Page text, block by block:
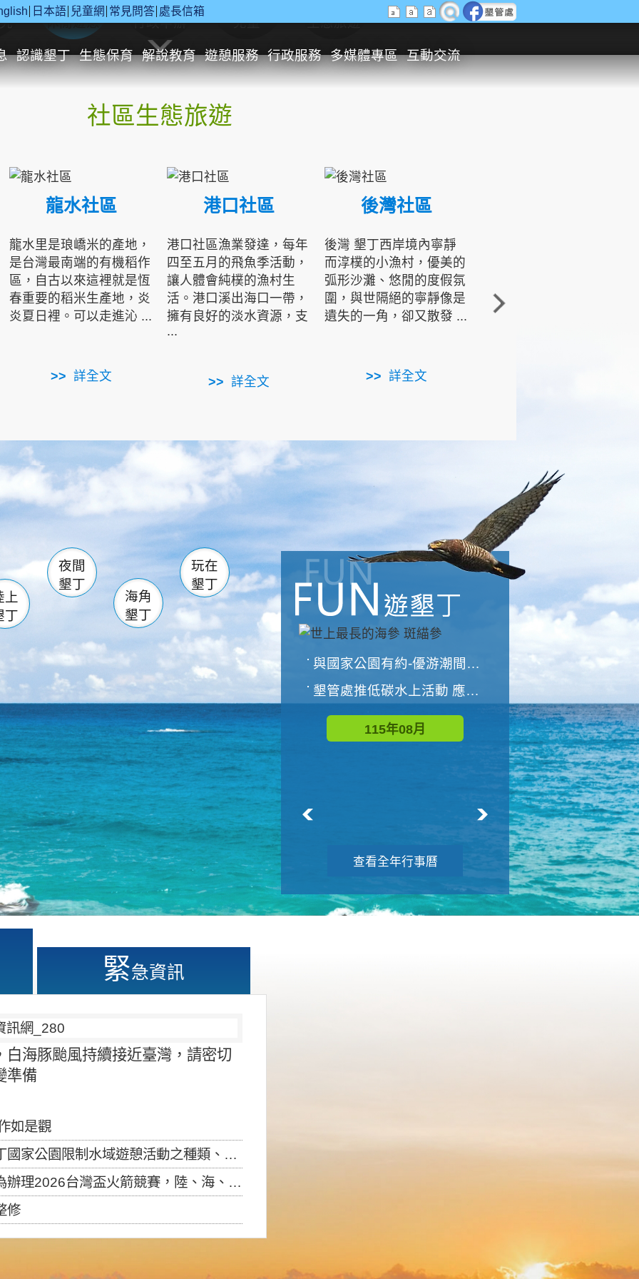
日本語 兒童網 常見問答 處長信箱
認識墾丁 生態保育 解說教育 遊憩服務 行政服務 多媒體專區 互動交流
休閒遊憩 行政申辦 兒童 生態旅遊
社區生態旅遊
龍水社區
龍水里是琅嶠米的產地，
是台灣最南端的有機稻作
區，自古以來這裡就是恆
春重要的稻米生產地，炎
炎夏日裡。可以走進沁 ...
詳全文
港口社區
港口社區漁業發達，每年
四至五月的飛魚季活動，
讓人體會純樸的漁村生
活。港口溪出海口一帶，
擁有良好的淡水資源，支
...
詳全文
後灣社區
後灣 墾丁西岸境內寧靜
而淳樸的小漁村，優美的
弧形沙灘、悠閒的度假氛
圍，與世隔絕的寧靜像是
遺失的一角，卻又散發 ...
詳全文
角的端點，冬季海浪拍打
著礁岸，旺盛的侵蝕作
南仁湖
滿州 佳樂水
森林遊樂區
墾管處遊客中心
社頂公園 風吹沙
船帆石 龍磐公園
香蕉灣 龍坑
鵝鑾鼻
上
丁
夜間
墾丁
海角
墾丁
玩在
墾丁
與國家公園有約-優游潮間探險者
墾管處推低碳水上活動 應屆畢業生限額免費參加
115年08月
世界地球清潔日 墾管處辦理「2026年墾丁國家公園沙灘淨灘活動
115年09月
查看全年行事曆
緊急資訊
海豚颱風持續接近臺灣，請密切
準備
如是觀
制水域遊憩活動之種類、範圍、時間及行為」，自即日生效。
盃火箭競賽，陸、海、空域警戒及協調相關事宜，因颱風備案事宜
修